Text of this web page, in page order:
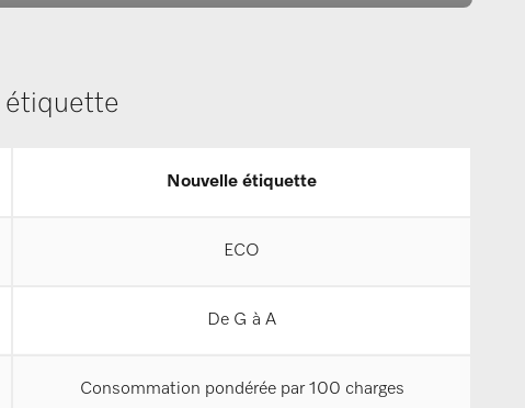
étiquette
Nouvelle étiquette
ECO
De G à A
Consommation pondérée par 100 charges